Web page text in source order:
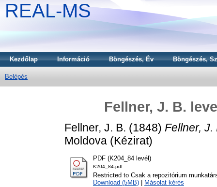
REAL-MS
Kezdőlap Információ Böngészés, Év Böngészés,
Belépés
Fellner, J. B.
Fellner, J. B. (1848) Fellner,
Moldova (Kézirat)
PDF (K204_84 levél)
K204_84.pdf
Restricted to Csak a repozitórium
Download (5MB)
Másolat kérés